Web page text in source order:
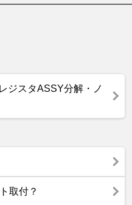
ジスタASSY分解・ノ
取付？